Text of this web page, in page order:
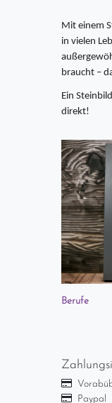
Mit einem
in vielen
braucht –
Ein
direkt!
Berufe
Paypal